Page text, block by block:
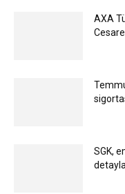
AXA
SGK,